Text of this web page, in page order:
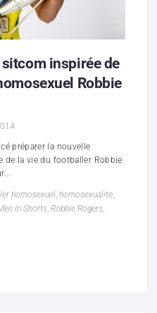
inspirée de
Robbie
préparer la nouvelle
de la vie du footballer Robbie
homosexuel, homosexualite,
In Shorts, Robbie Rogers,